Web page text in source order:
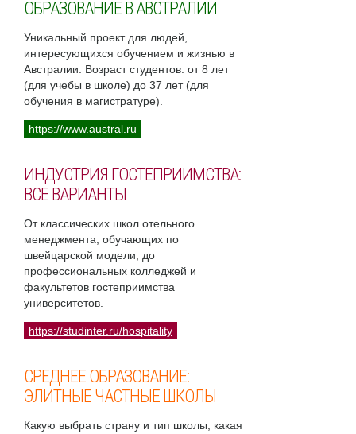
ОБРАЗОВАНИЕ В АВСТРАЛИИ
Уникальный проект для людей,
интересующихся обучением и жизнью в
Австралии. Возраст студентов: от 8 лет
(для учебы в школе) до 37 лет (для
обучения в магистратуре).
https://www.austral.ru
ИНДУСТРИЯ ГОСТЕПРИИМСТВА:
ВСЕ ВАРИАНТЫ
От классических школ отельного
менеджмента, обучающих по
швейцарской модели, до
профессиональных колледжей и
факультетов гостеприимства
университетов.
https://studinter.ru/hospitality
СРЕДНЕЕ ОБРАЗОВАНИЕ:
ЭЛИТНЫЕ ЧАСТНЫЕ ШКОЛЫ
Какую выбрать страну и тип школы, какая